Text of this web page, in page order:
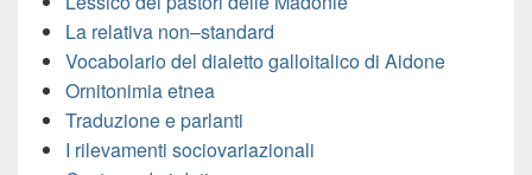
La relativa non–standard
Vocabolario del dialetto galloitalico di Aidone
Ornitonimia etnea
Traduzione e parlanti
I rilevamenti sociovariazionali